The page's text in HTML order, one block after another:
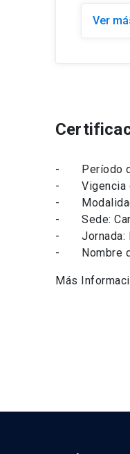
Ver
- Período
- Vigencia
-
- Sede:
- Jornada:
- Nombre de
Más